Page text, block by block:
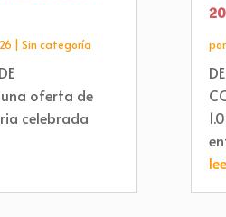
|Sin categoría
una oferta de
celebrada
por